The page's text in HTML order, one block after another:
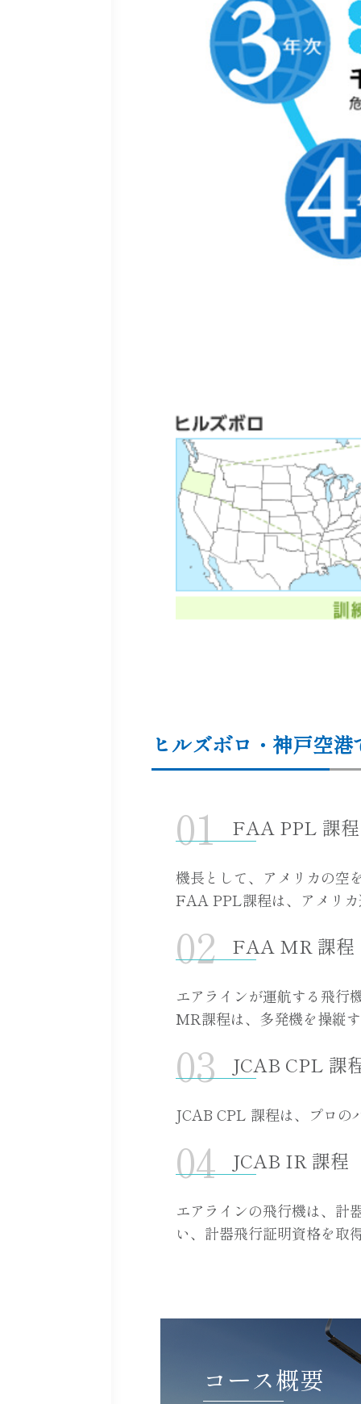
ヒルズボロ・神戸空
FAA PPL 課
機長として、アメリカの空
FAA PPL課程は、アメリ
FAA MR 課程
エアラインが運航する飛行
MR課程は、多発機を操縦
JCAB CPL 課
JCAB CPL 課程は、プロの
JCAB IR 課
エアラインの飛行機は、計
い、計器飛行証明資格を取
コース概要